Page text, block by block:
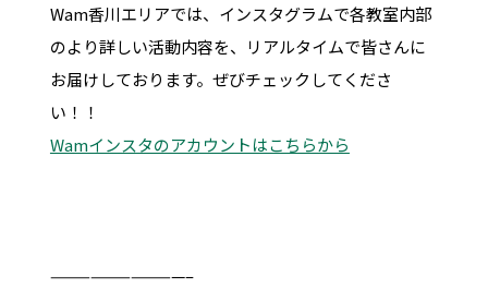
Wam香川エリアでは、インスタグラムで各教室内部
のより詳しい活動内容を、リアルタイムで皆さんに
お届けしております。ぜびチェックしてくださ
い！！
Wamインスタのアカウントはこちらから
——————————–